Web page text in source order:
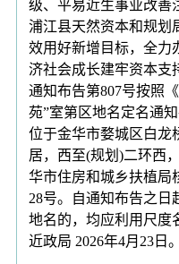
级、平易近生事业改善
浦江县天然资本和规划
效用好新增目标，全力
济社会成长建牢资本支
通知布告第807号按照
苑”室第区地名定名通
位于金华市婺城区白龙
居，西至(规划)二环西
华市住房和城乡扶植局
28号。自通知布告之日
地名的，均应利用尺度
近政局 2026年4月23日。